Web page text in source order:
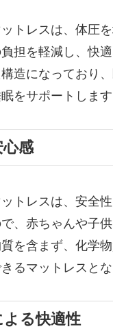
トレスは、体圧
担を軽減し、快
造になっており
をサポートします
感
トレスは、安全
、赤ちゃんや子
を含まず、化学
るマットレスとな
る快適性